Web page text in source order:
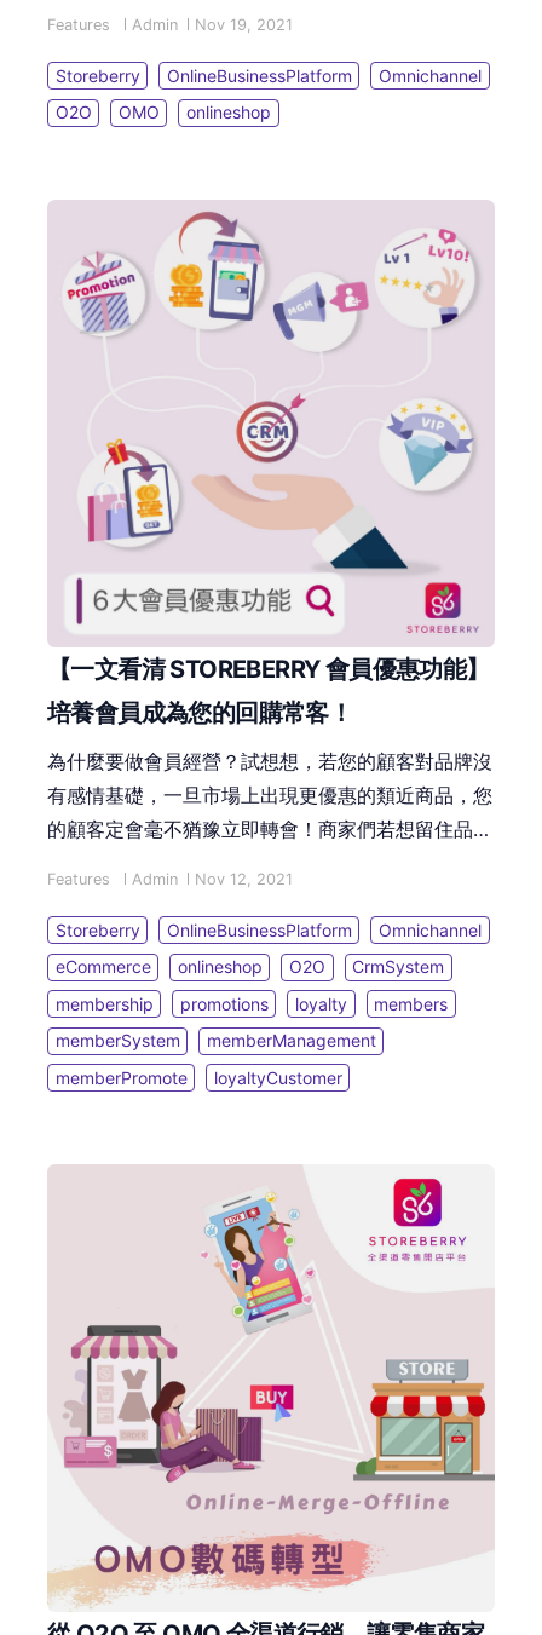
Features Admin Nov 19, 2021
Storeberry OnlineBusinessPlatform
Omnichannel
O2O
OMO onlineshop
【一文看清 STOREBERRY 會員優惠功能】
培養會員成為您的回購常客！
為什麼要做會員經營？試想想，若您的顧客對品牌沒
有感情基礎，一旦市場上出現更優惠的類近商品，您
的顧客定會毫不猶豫立即轉會！商家們若想留住品牌
管理會員的 CRM 系統！想知道除了線上線下實時整
合、自動化顧客資料管理及全天候待命的聊天機械人
外，一個優秀的自動化會員管理系統還可以包攬多少
項經營會員必備的優惠功能？看下去您就知道了。
Features Admin Nov 12, 2021
Storeberry OnlineBusinessPlatform
Omnichannel
eCommerce
onlineshop O2O
CrmSystem
membership
promotions loyalty
members
memberSystem
memberManagement
memberPromote
loyaltyCustomer